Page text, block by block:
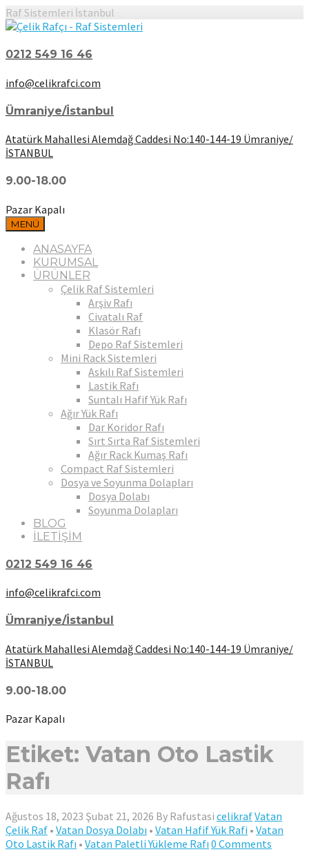
Raf Sistemleri İstanbul
0212 549 16 46
info@celikrafci.com
Ümraniye/İstanbul
Atatürk Mahallesi Alemdağ Caddesi No:140-144-19 Ümraniye/
İSTANBUL
9.00-18.00
Pazar Kapalı
MENÜ
ANASAYFA
KURUMSAL
ÜRÜNLER
Çelik Raf Sistemleri
Arşiv Rafı
Civatalı Raf
Klasör Rafı
Depo Raf Sistemleri
Mini Rack Sistemleri
Askılı Raf Sistemleri
Lastik Rafı
Suntalı Hafif Yük Rafı
Ağır Yük Rafı
Dar Koridor Rafı
Sırt Sırta Raf Sistemleri
Ağır Rack Kumaş Rafı
Compact Raf Sistemleri
Dosya ve Soyunma Dolapları
Dosya Dolabı
Soyunma Dolapları
BLOG
İLETİŞİM
0212 549 16 46
info@celikrafci.com
Ümraniye/İstanbul
Atatürk Mahallesi Alemdağ Caddesi No:140-144-19 Ümraniye/
İSTANBUL
9.00-18.00
Pazar Kapalı
Etiket: Vatan Oto Lastik
Rafı
Ağustos 18, 2023 Şubat 21, 2026 By Rafustasi celikrafVatan
Çelik Raf • Vatan Dosya Dolabı • Vatan Hafif Yük Rafi • Vatan
Oto Lastik Rafı • Vatan Paletli Yükleme Rafı 0 Comments